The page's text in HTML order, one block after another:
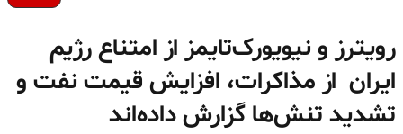
رویترز و نیویورک‌تایمز از امتناع رژیم
ایران از مذاکرات، افزایش قیمت نفت و
تشدید تنش‌ها گزارش داده‌اند